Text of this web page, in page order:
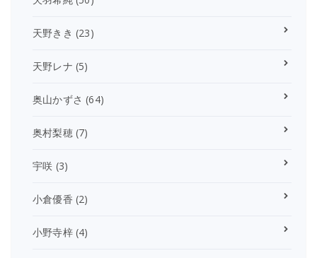
天野きき (23)
天野レナ (5)
奥山かずさ (64)
奥村梨穂(7)
宇咲 (3)
小倉優香 (2)
小野寺梓(4)